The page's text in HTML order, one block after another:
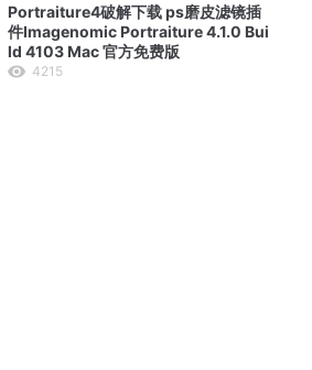
Portraiture4破解下载 ps磨皮滤镜插
件Imagenomic Portraiture 4.1.0 Bui
ld 4103 Mac 官方免费版
4215